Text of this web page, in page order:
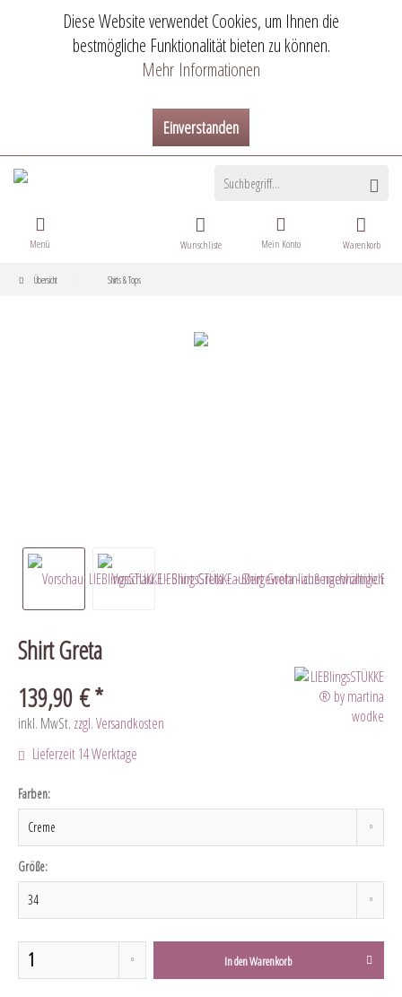
Diese Website verwendet Cookies, um Ihnen die
bestmögliche Funktionalität bieten zu können.
Mehr Informationen
Einverstanden
Warenkorb
Wunschliste Mein Konto
Menü
Übersicht Shirts & Tops
Shirt Greta
139,90 € *
inkl. MwSt. zzgl. Versandkosten
Lieferzeit 14 Werktage
Farben:
Größe:
In denWarenkorb